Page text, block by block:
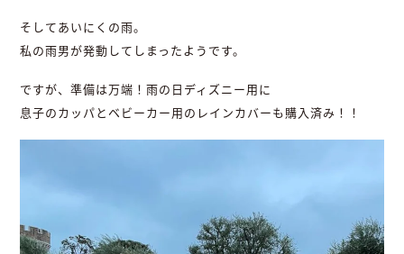
そしてあいにくの雨。
私の雨男が発動してしまったようです。
ですが、準備は万端！雨の日ディズニー用に
息子のカッパとベビーカー用のレインカバーも購入済み！！